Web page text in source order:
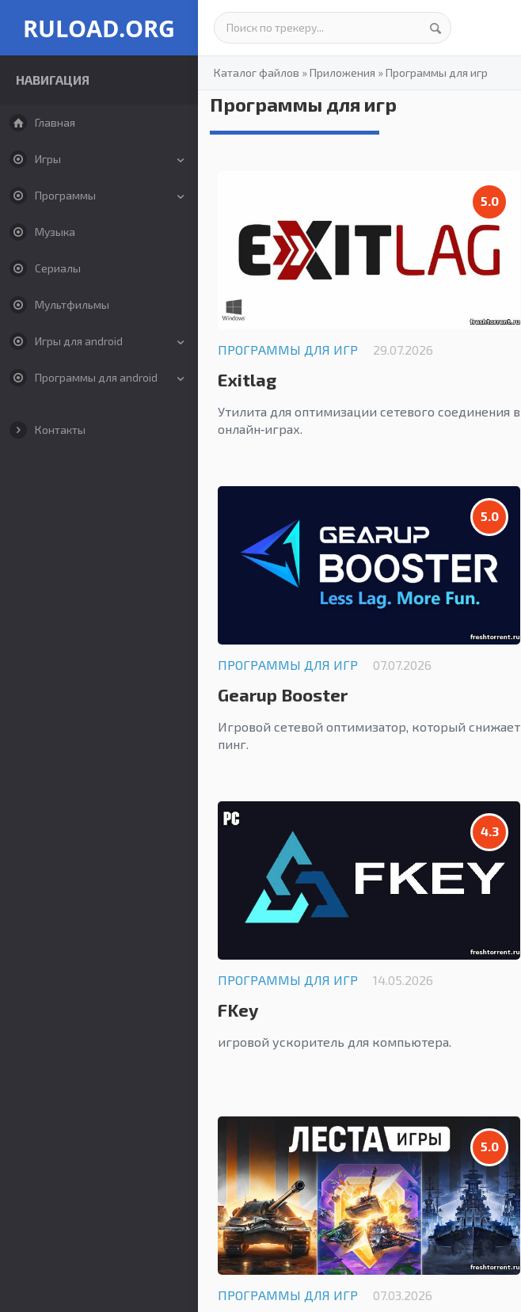
RULOAD.ORG
НАВИГАЦИЯ
Главная
Игры
Программы
Музыка
Сериалы
Мультфильмы
Игры для android
Программы для android
Контакты
Каталог файлов »Приложения »Программы для игр
Программы для игр
5.0
ПРОГРАММЫ ДЛЯ ИГР 29.07.2026
Exitlag
Утилита для оптимизации сетевого соединения в
онлайн‑играх.
5.0
ПРОГРАММЫ ДЛЯ ИГР 07.07.2026
Gearup Booster
Игровой сетевой оптимизатор, который снижает
пинг.
4.3
ПРОГРАММЫ ДЛЯ ИГР 14.05.2026
FKey
игровой ускоритель для компьютера.
5.0
ПРОГРАММЫ ДЛЯ ИГР 07.03.2026